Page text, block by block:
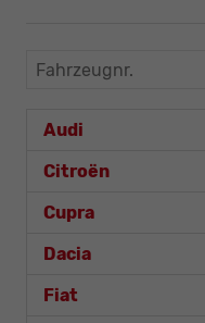
Fahrzeugnr.
Audi
Citroën
Cupra
Dacia
Fiat